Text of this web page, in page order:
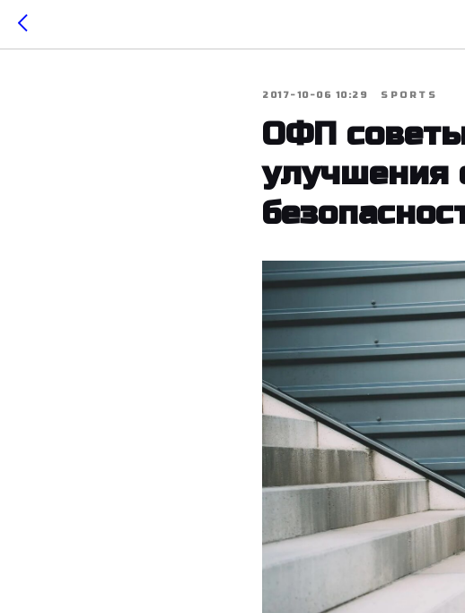
2017-10-06 10:29 SPORTS
ОФП
улучшения